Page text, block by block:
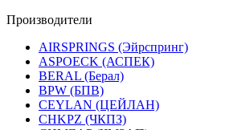
Производители
AIRSPRINGS (Эйрспринг)
ASPOECK (АСПЕК)
BERAL (Берал)
BPW (БПВ)
CEYLAN (ЦЕЙЛАН)
CHKPZ (ЧКПЗ)